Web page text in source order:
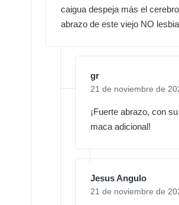
caigua despeja más el
abrazo de este viejo NO
gr
21 de noviembre de
¡Fuerte abrazo, con
maca adicional!
Jesus Angulo
21 de noviembre de